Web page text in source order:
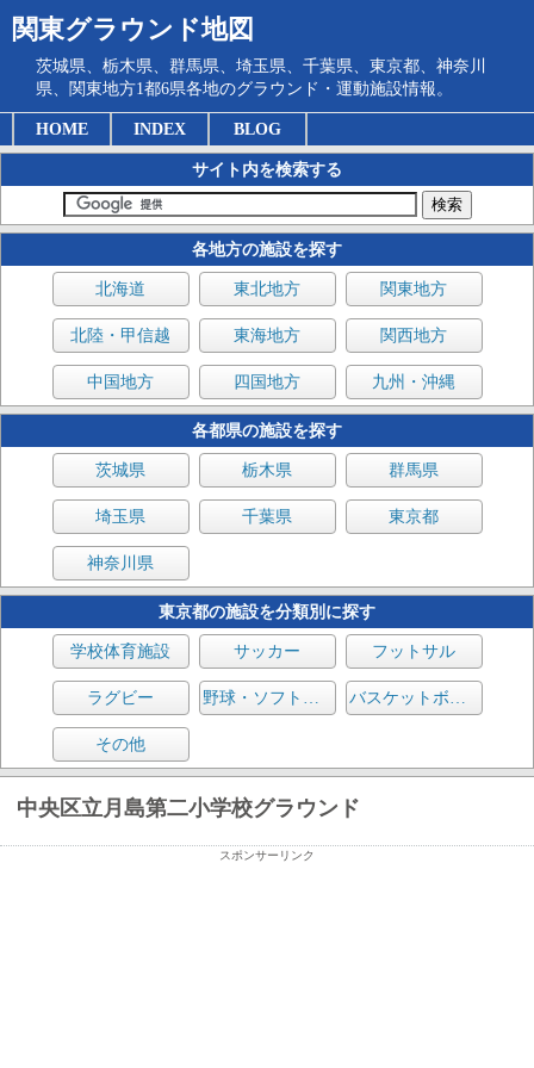
関東グラウンド地図
茨城県、栃木県、群馬県、埼玉県、千葉県、東京都、神奈川
県、関東地方1都6県各地のグラウンド・運動施設情報。
HOME INDEX BLOG
サイト内を検索する
各地方の施設を探す
北海道 東北地方 関東地方
北陸・甲信越 東海地方 関西地方
中国地方 四国地方 九州・沖縄
各都県の施設を探す
茨城県 栃木県 群馬県
埼玉県 千葉県 東京都
神奈川県
東京都の施設を分類別に探す
学校体育施設 サッカー フットサル
ラグビー 野球・ソフトボール バスケットボール
その他
中央区立月島第二小学校グラウンド
スポンサーリンク